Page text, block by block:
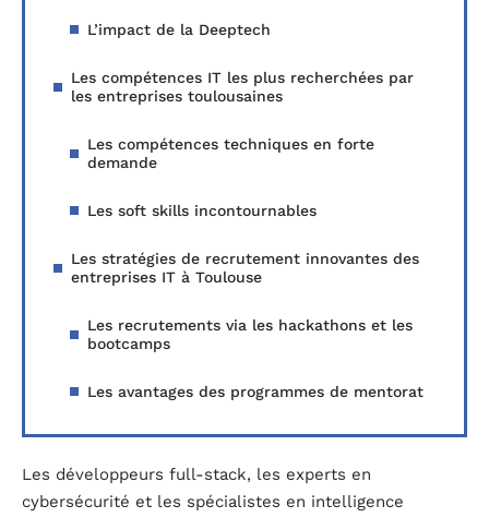
L’impact de la Deeptech
Les compétences IT les plus recherchées par
les entreprises toulousaines
Les compétences techniques en forte
demande
Les soft skills incontournables
Les stratégies de recrutement innovantes des
entreprises IT à Toulouse
Les recrutements via les hackathons et les
bootcamps
Les avantages des programmes de mentorat
Les développeurs full-stack, les experts en
cybersécurité et les spécialistes en intelligence